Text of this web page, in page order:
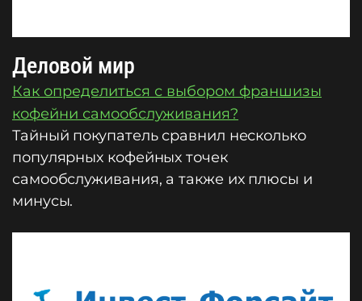
Деловой мир
Как определиться с выбором франшизы
кофейни самообслуживания?
Тайный покупатель сравнил несколько
популярных кофейных точек
самообслуживания, а также их плюсы и
минусы.